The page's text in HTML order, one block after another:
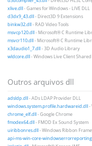
xlive.dll- Games for Windows - LIVE DLL
d3dx9_43.dll- Direct3D 9 Extensions
binkw32.dll- RAD Video Tools
msvcp120.dll- Microsoft® C Runtime
msvcr110.dll- Microsoft® C Runtime
x3daudio1_7.dll- 3D Audio Library
wldcore.dll- Windows Live Client
Outros arquivos dll
adsldp.dll- ADs LDAP Provider DLL
windows.system.profile.hardwareid.dll-
chrome_elf.dll- Google Chrome
fmodex64.dll- FMOD Ex Sound System
uiribbonres.dll- Windows Ribbon
api-ms-win-core-